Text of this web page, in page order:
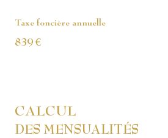
Taxe foncière annuelle
839 €
CALCUL
DES MENSUALITÉS